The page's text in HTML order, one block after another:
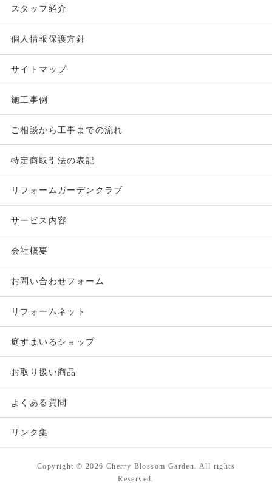
スタッフ紹介
個人情報保護方針
サイトマップ
施工事例
ご相談から工事までの流れ
特定商取引法の表記
リフォームガーデンクラブ
サービス内容
会社概要
お問い合わせフォーム
リフォームネット
庭すまいるショップ
お取り扱い商品
よくある質問
リンク集
Copyright © 2026 Cherry Blossom Garden. All rights
Reserved.